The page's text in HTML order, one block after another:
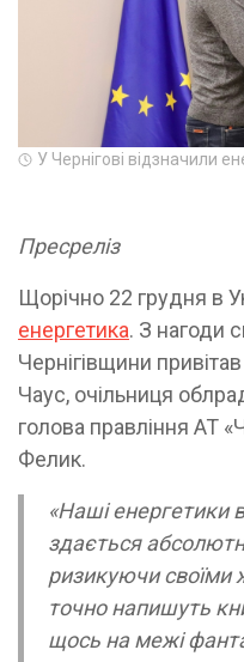
У Чернігові відзначили
Пресреліз
Щорічно 22 грудня в
енергетика. З нагоди
Чернігівщини
Чаус, очільниця
голова правління АТ
Фелик.
«Наші енергетики
здається
ризикуючи своїми
точно напишуть
щось на межі